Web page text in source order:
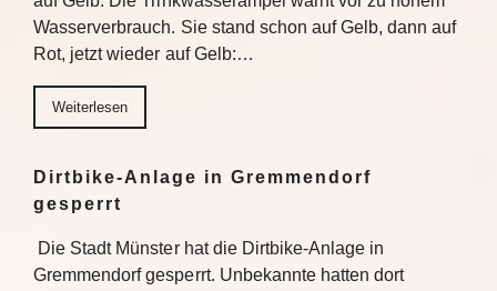
Wasserverbrauch. Sie stand schon auf Gelb, dann auf
Rot, jetzt wieder auf Gelb:…
Weiterlesen
Dirtbike-Anlage in Gremmendorf
gesperrt
Die Stadt Münster hat die Dirtbike-Anlage in
Gremmendorf gesperrt. Unbekannte hatten dort